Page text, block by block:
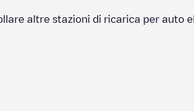
altre stazioni di ricarica per auto